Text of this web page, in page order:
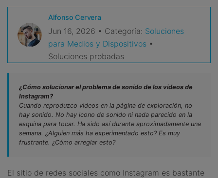
Recoverit Gratis
Recupera datos perdidos/eliminados gratis
Otros Productos
Repairit - Reparar Datos
search
Alfonso Cervera
Jun 16, 2026 • Categoría: Soluciones
para Medios y Dispositivos•
Soluciones probadas
¿Cómo solucionar el problema de sonido de los videos de
Instagram?
Cuando reproduzco videos en la página de exploración, no
hay sonido. No hay icono de sonido ni nada parecido en la
esquina para tocar. Ha sido así durante aproximadamente una
semana. ¿Alguien más ha experimentado esto? Es muy
frustrante. ¿Cómo arreglar esto?
El sitio de redes sociales como Instagram es bastante